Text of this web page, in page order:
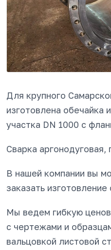
Для крупного
изготовлена обечайка
участка DN 1000 с
Сварка
В нашей компании вы
заказать
Мы ведем гибкую
с чертежами и
вальцовкой листовой